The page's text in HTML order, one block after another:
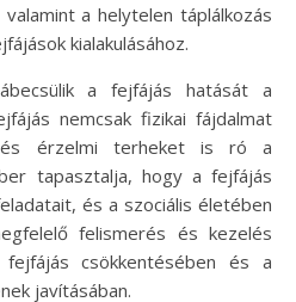
a helytelen táplálkozás
kialakulásához.
a fejfájás hatását a
nemcsak fizikai fájdalmat
és érzelmi terheket is ró a
tapasztalja, hogy a fejfájás
és a szociális életében
felismerés és kezelés
csökkentésében és a
javításában.